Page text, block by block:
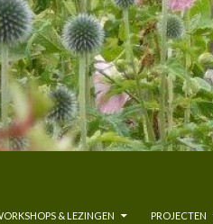
& LEZINGEN PROJECTEN